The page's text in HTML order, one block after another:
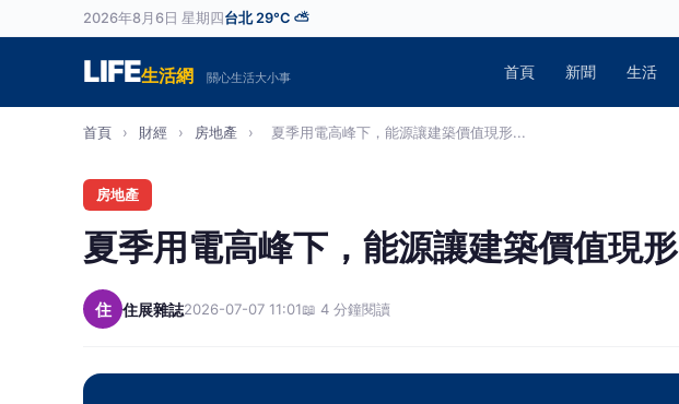
2026年8月6日 星期四 台北 29°C ⛅
LIFE生活網 關心生活大小事 首頁 新聞 生活
首頁 › 財經 › 房地產 › 夏季用電高峰下，能源讓建築價值現形...
房地產
夏季用電高峰下，能源讓建築價值現形
住 住展雜誌2026-07-07 11:01📖 4 分鐘閱讀